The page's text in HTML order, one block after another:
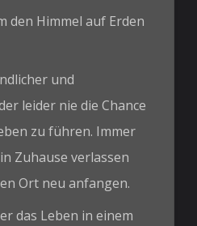
den Himmel auf Erden
und
leider nie die Chance
zu führen. Immer
Zuhause verlassen
Ort neu anfangen.
das Leben in einem